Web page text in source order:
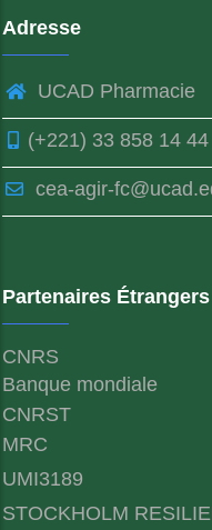
Adresse
UCAD Pharmacie
(+221) 33 858 14 44
cea-agir-
Partenaires Étrangers
CNRS
Banque mondiale
CNRST
MRC
UMI3189
STOCKHOLM